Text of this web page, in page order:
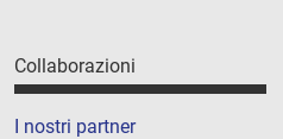
Collaborazioni
I nostri partner